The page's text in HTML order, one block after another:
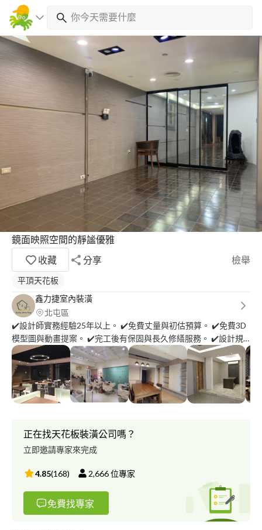
鏡面映照空間的靜謐優雅
收藏
分享 檢舉
平頂天花板
鑫力捷室內裝潢
北屯區
✔️設計師實務經驗25年以上。 ✔️免費丈量與初估預算。 ✔️免費3D
模型圖與動畫提案。 ✔️完工後有保固與長久修繕服務。 ✔️設計規
劃➕統包工程一條龍服務。 ✔️自有鋼構部門、系統部門、軟裝部
門。 ✔️主要以承接建商及合作公司案件。
正在找天花板裝潢公司嗎？
立即邀請專家來完成
4.85(168) 2,666位專家
免費找專家